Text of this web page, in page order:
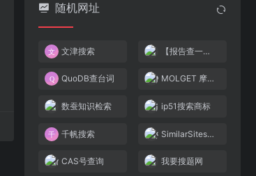
随机网址
文津搜索 【报告查一查】
QuoDB查台词 MOLGET 摩尔聚合 一键搜索全球化工信息
数蚕知识检索 ip51搜索商标
千帆搜索 SimilarSites-发现相似的网站
CAS号查询 我要搜题网